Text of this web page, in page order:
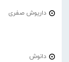
داریوش صفری
دانوش